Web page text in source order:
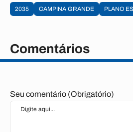
2035 CAMPINA GRANDE PLANO
Comentários
Seu comentário (Obrigatório)